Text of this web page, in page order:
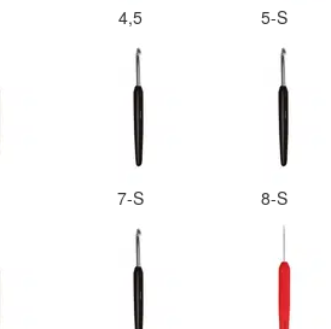
4,5 5-S
7-S 8-S